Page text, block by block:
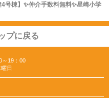
号棟】✨️仲介手数料無料✨️星崎小学
プに戻る
～19：00
日